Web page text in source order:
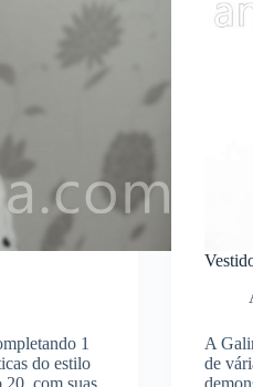
1
do estilo
20, com suas
A
de